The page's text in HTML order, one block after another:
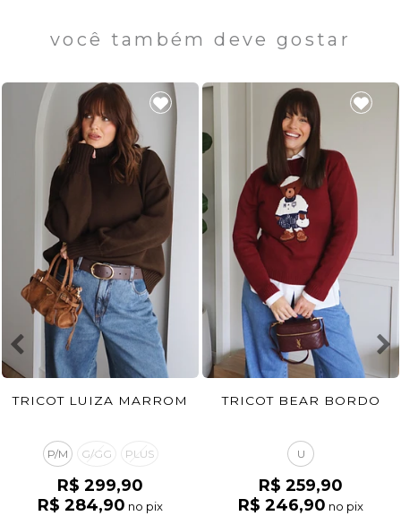
você também deve gostar
TRICOT LUIZA MARROM
P/M G/GG PLUS
R$ 299,90
R$ 284,90 no pix
TRICOT BEAR BORDO
U
R$ 259,90
R$ 246,90 no pix